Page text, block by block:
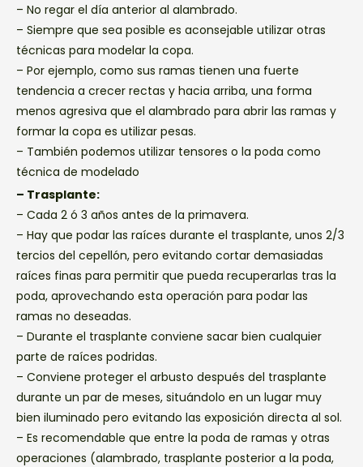
– No regar el día anterior al alambrado.
– Siempre que sea posible es aconsejable utilizar otras
técnicas para modelar la copa.
– Por ejemplo, como sus ramas tienen una fuerte
tendencia a crecer rectas y hacia arriba, una forma
menos agresiva que el alambrado para abrir las ramas y
formar la copa es utilizar pesas.
– También podemos utilizar tensores o la poda como
técnica de modelado
– Trasplante:
– Cada 2 ó 3 años antes de la primavera.
– Hay que podar las raíces durante el trasplante, unos 2/3
tercios del cepellón, pero evitando cortar demasiadas
raíces finas para permitir que pueda recuperarlas tras la
poda, aprovechando esta operación para podar las
ramas no deseadas.
– Durante el trasplante conviene sacar bien cualquier
parte de raíces podridas.
– Conviene proteger el arbusto después del trasplante
durante un par de meses, situándolo en un lugar muy
bien iluminado pero evitando las exposición directa al sol.
– Es recomendable que entre la poda de ramas y otras
operaciones (alambrado, trasplante posterior a la poda,